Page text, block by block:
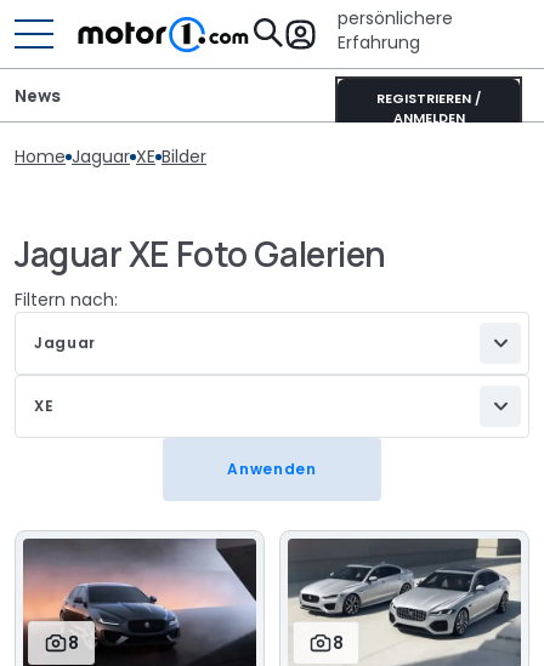
persönlichere
Erfahrung
REGISTRIEREN /
ANMELDEN
News
Home Jaguar XE Bilder
Jaguar XE Foto Galerien
Filtern nach:
Jaguar
XE
8 8